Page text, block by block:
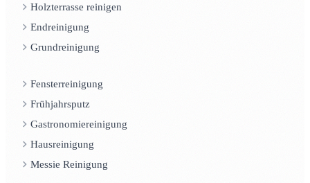
Holzterrasse reinigen
Endreinigung
Grundreinigung
Fensterreinigung
Frühjahrsputz
Gastronomiereinigung
Hausreinigung
Messie Reinigung